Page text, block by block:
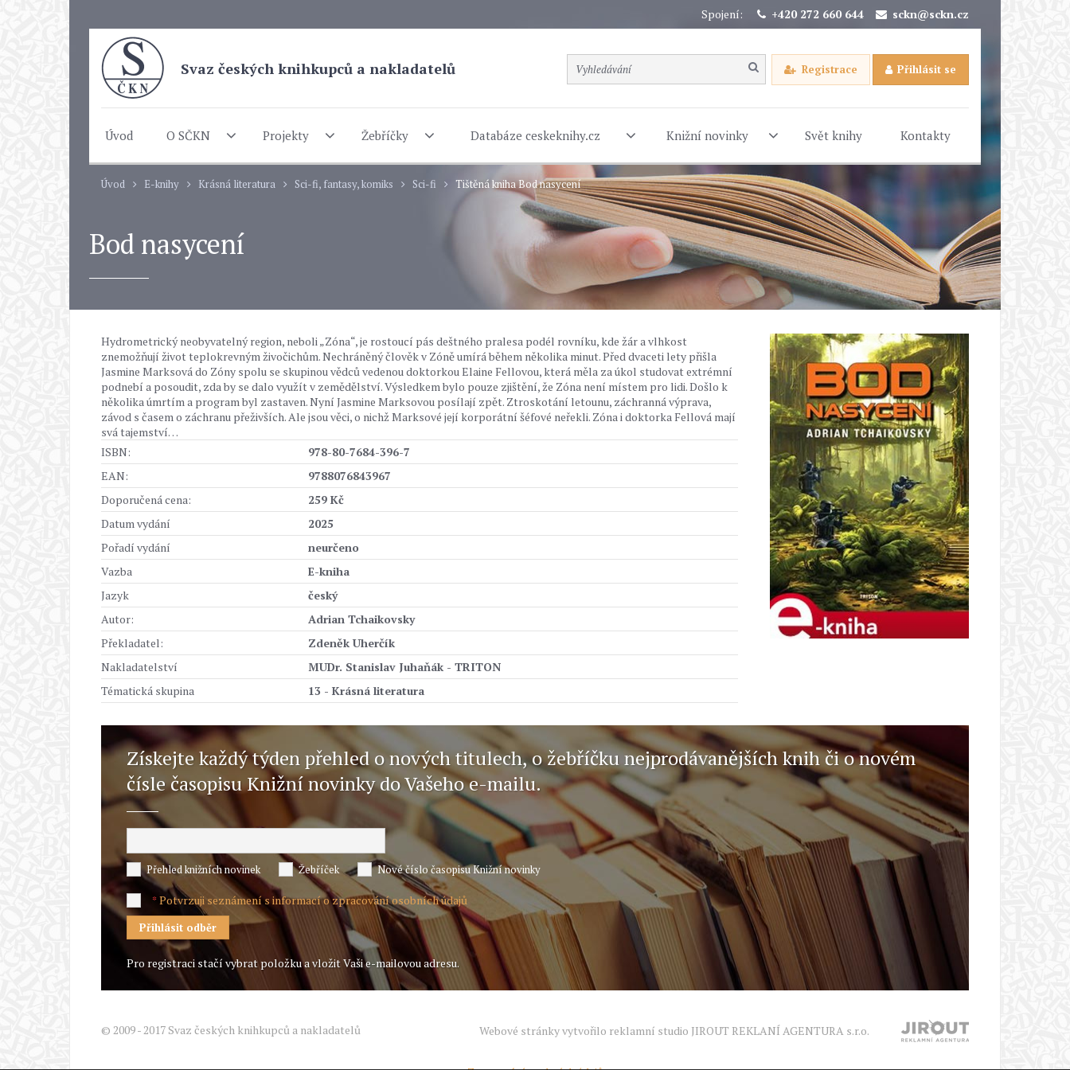
Spojení: +420 272 660 644 sckn@sckn.cz
Svaz českých knihkupců a nakladatelů Registrace Přihlásit se
Úvod O SČKN Projekty Žebříčky Databáze ceskeknihy.cz Knižní novinky Svět knihy Kontakty
Úvod E-knihy Krásná literatura Sci-fi, fantasy, komiks Sci-fi Tištěná kniha Bod nasycení
Bod nasycení
Hydrometrický neobyvatelný region, neboli „Zóna“, je rostoucí pás deštného pralesa podél rovníku, kde žár a vlhkost
znemožňují život teplokrevným živočichům. Nechráněný člověk v Zóně umírá během několika minut. Před dvaceti lety přišla
Jasmine Marksová do Zóny spolu se skupinou vědců vedenou doktorkou Elaine Fellovou, která měla za úkol studovat extrémní
podnebí a posoudit, zda by se dalo využít v zemědělství. Výsledkem bylo pouze zjištění, že Zóna není místem pro lidi. Došlo k
několika úmrtím a program byl zastaven. Nyní Jasmine Marksovou posílají zpět. Ztroskotání letounu, záchranná výprava,
závod s časem o záchranu přeživších. Ale jsou věci, o nichž Marksové její korporátní šéfové neřekli. Zóna i doktorka Fellová mají
svá tajemství…
ISBN:
978-80-7684-396-7
EAN:
9788076843967
Doporučená cena:
259 Kč
Datum vydání
2025
Pořadí vydání
neurčeno
Vazba
E-kniha
Jazyk
český
Autor:
Adrian Tchaikovsky
Překladatel:
Zdeněk Uherčík
Nakladatelství
MUDr. Stanislav Juhaňák - TRITON
Tématická skupina
13 - Krásná literatura
Získejte každý týden přehled o nových titulech, o žebříčku nejprodávanějších knih či o novém
čísle časopisu Knižní novinky do Vašeho e-mailu.
Přehled knižních novinek Žebříček Nové číslo časopisu Knižní novinky
*Potvrzuji seznámení s informací o zpracování osobních údajů
Pro registraci stačí vybrat položku a vložit Vaši e-mailovou adresu.
© 2009 - 2017 Svaz českých knihkupců a nakladatelů Webové stránky vytvořilo reklamní studio JIROUT REKLANÍ AGENTURA s.r.o.